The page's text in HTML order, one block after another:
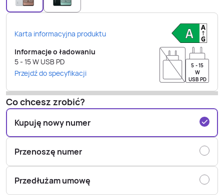
Karta informacyjna produktu
Informacje o ładowaniu
5 - 15W USB PD
Przejdź do specyfikacji
5 - 15
W
USB PD
Co chcesz zrobić?
Kupuję nowy numer
Przenoszę numer
Przedłużam umowę